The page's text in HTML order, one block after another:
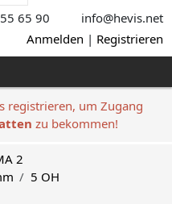
65 90 info@hevis.net
Anmelden | Registrieren
registrieren, um Zugang
zu bekommen!
2
5 OH